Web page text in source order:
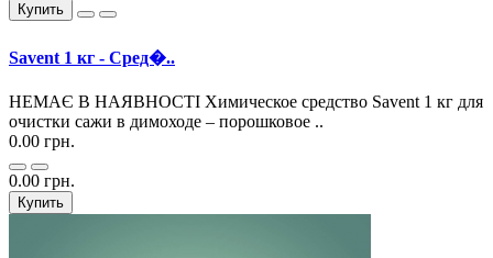
Купить
Savent 1 кг - Сред�..
НЕМАЄ В НАЯВНОСТІ Химическое средство Savent 1 кг для
очистки сажи в димоходе – порошковое ..
0.00 грн.
0.00 грн.
Купить